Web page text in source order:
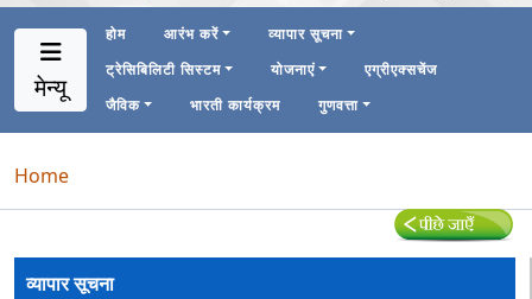
मेन्यू
Main Navigation 1
Main Menu Horizontal
होम आरंभ करें
व्यापार सूचना
ट्रेसिबिलिटी सिस्टम
योजनाएं
एग्रीएक्सचेंज
जैविक
भारती कार्यक्रम गुणवत्ता
Breadcrumb
Home
व्यापार सूचना